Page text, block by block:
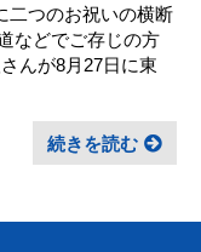
二つのお祝いの横断
などでご存じの方
んが8月27日に東
続きを読む